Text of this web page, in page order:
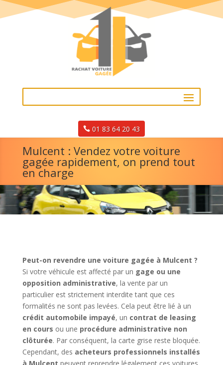
01 83 64 20 43
Mulcent : Vendez votre voiture
gagée rapidement, on prend tout
en charge
Peut-on revendre une voiture gagée à Mulcent ?
Si votre véhicule est affecté par un gage ou une
opposition administrative, la vente par un
particulier est strictement interdite tant que ces
formalités ne sont pas levées. Cela peut être lié à un
crédit automobile impayé, un contrat de leasing
en cours ou une procédure administrative non
clôturée. Par conséquent, la carte grise reste bloquée.
Cependant, des acheteurs professionnels installés
à Mulcent peuvent reprendre légalement ces voitures.